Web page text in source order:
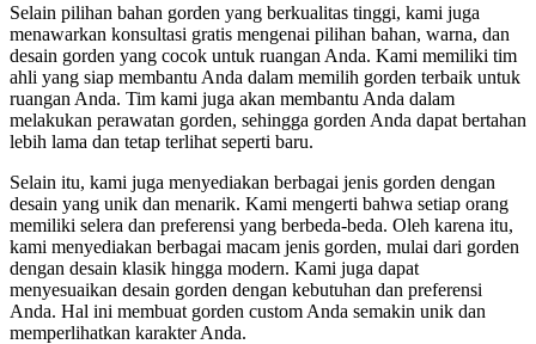
Selain pilihan bahan gorden yang berkualitas tinggi, kami juga
menawarkan konsultasi gratis mengenai pilihan bahan, warna, dan
desain gorden yang cocok untuk ruangan Anda. Kami memiliki tim
ahli yang siap membantu Anda dalam memilih gorden terbaik untuk
ruangan Anda. Tim kami juga akan membantu Anda dalam
melakukan perawatan gorden, sehingga gorden Anda dapat bertahan
lebih lama dan tetap terlihat seperti baru.
Selain itu, kami juga menyediakan berbagai jenis gorden dengan
desain yang unik dan menarik. Kami mengerti bahwa setiap orang
memiliki selera dan preferensi yang berbeda-beda. Oleh karena itu,
kami menyediakan berbagai macam jenis gorden, mulai dari gorden
dengan desain klasik hingga modern. Kami juga dapat
menyesuaikan desain gorden dengan kebutuhan dan preferensi
Anda. Hal ini membuat gorden custom Anda semakin unik dan
memperlihatkan karakter Anda.